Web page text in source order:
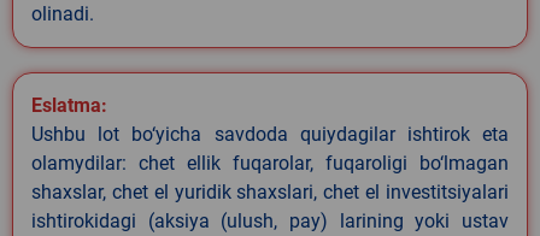
olinadi.
Eslatma:
Ushbu lot bo‘yicha savdoda quiydagilar ishtirok eta
olamydilar: chet ellik fuqarolar, fuqaroligi bo‘lmagan
shaxslar, chet el yuridik shaxslari, chet el investitsiyalari
ishtirokidagi (aksiya (ulush, pay) larining yoki ustav